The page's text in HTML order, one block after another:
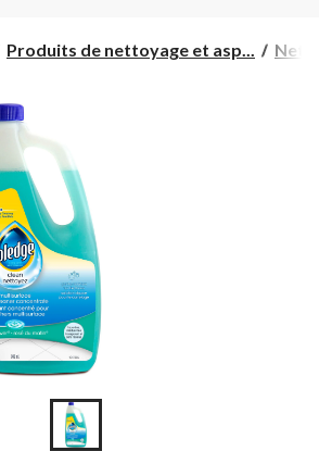
Produits de nettoyage et asp...